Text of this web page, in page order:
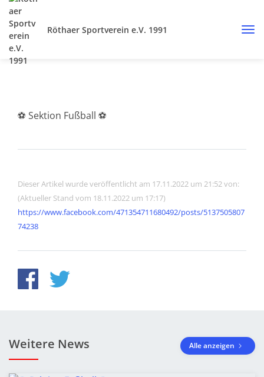
Röthaer Sportverein e.V. 1991
⚽️ Sektion Fußball ⚽️
Dieser Artikel wurde veröffentlicht am 17.11.2022 um 21:52 von:
(Aktueller Stand vom 18.11.2022 um 17:17)
https://www.facebook.com/471354711680492/posts/5137505807
74238
Weitere News Alle anzeigen